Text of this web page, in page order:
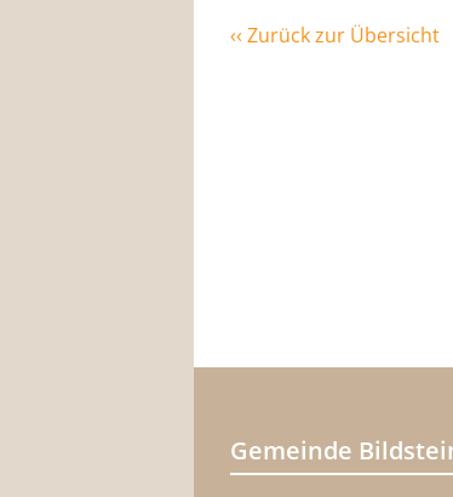
‹‹ Zurück zur Übersicht
Gemeinde